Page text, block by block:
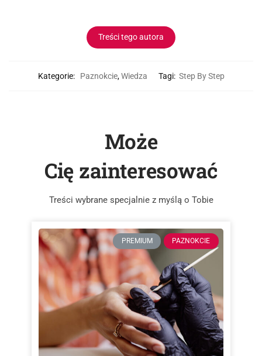
Treści tego autora
Kategorie: Paznokcie,Wiedza Tagi: Step By Step
Może
Cię zainteresować
Treści wybrane specjalnie z myślą o Tobie
PREMIUM PAZNOKCIE